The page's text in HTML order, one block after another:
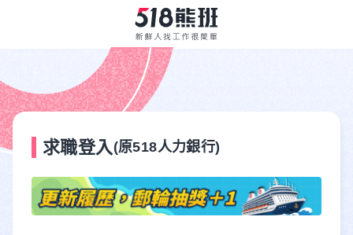
求職登入 (原518人力銀行)